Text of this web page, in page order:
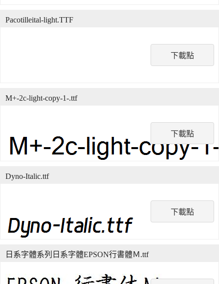
下載點
Pacotilleital-light.TTF
下載點
M+-2c-light-copy-1-.ttf
下載點
Dyno-Italic.ttf
日系字體系列日系字體EPSON行書體Ｍ.ttf